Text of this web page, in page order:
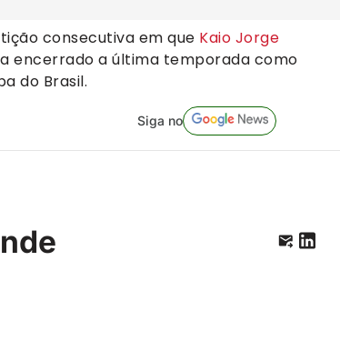
consecutiva em que Kaio Jorge
encerrado a última temporada como
do Brasil.
Siga no